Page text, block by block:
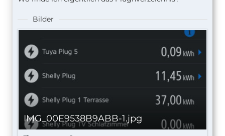
Bilder
IMG_00E9538B9ABB-1.jpg